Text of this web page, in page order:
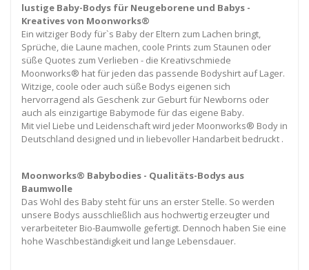
lustige Baby-Bodys für Neugeborene und Babys -
Kreatives von Moonworks®
Ein witziger Body für`s Baby der Eltern zum Lachen bringt,
Sprüche, die Laune machen, coole Prints zum Staunen oder
süße Quotes zum Verlieben - die Kreativschmiede
Moonworks® hat für jeden das passende Bodyshirt auf Lager.
Witzige, coole oder auch süße Bodys eigenen sich
hervorragend als Geschenk zur Geburt für Newborns oder
auch als einzigartige Babymode für das eigene Baby.
Mit viel Liebe und Leidenschaft wird jeder Moonworks® Body in
Deutschland designed und in liebevoller Handarbeit bedruckt .
Moonworks® Babybodies - Qualitäts-Bodys aus
Baumwolle
Das Wohl des Baby steht für uns an erster Stelle. So werden
unsere Bodys ausschließlich aus hochwertig erzeugter und
verarbeiteter Bio-Baumwolle gefertigt. Dennoch haben Sie eine
hohe Waschbeständigkeit und lange Lebensdauer.